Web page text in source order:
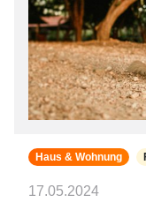
Haus & Wohnung
17.05.2024